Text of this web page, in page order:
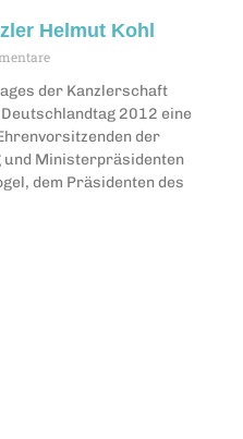
Helmut Kohl
der Kanzlerschaft
2012 eine
der
und Ministerpräsidenten
dem Präsidenten des